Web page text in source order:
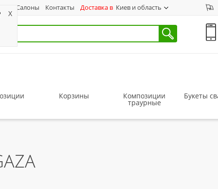
Салоны Контакты Доставка в Киев и область
Корзины Композиции
траурные
Букеты
X